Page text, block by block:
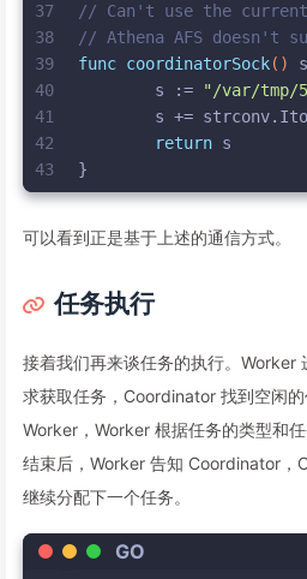
37
38
39
40
41
42
43
// Can't use the
// Athena AFS doesn't
func coordinatorSock()
	s :=
"/var/tmp/
s +=
return s
}
可以看到正是基于上述的通信方式。
任务执行
接着我们再来谈任务的执行。Worker
求获取任务，Coordinator 找到空闲
Worker，Worker 根据任务的类型和
结束后，Worker 告知 Coordinator，
继续分配下一个任务。
GO